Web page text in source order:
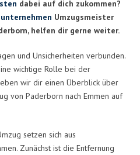
dabei auf dich zukommen?
Umzugsmeister
helfen dir gerne weiter.
und Unsicherheiten verbunden.
wichtige Rolle bei der
wir dir einen Überblick über
von Paderborn nach Emmen auf
setzen sich aus
Zunächst ist die Entfernung